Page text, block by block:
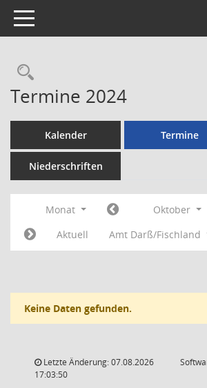
Toggle navigation
Rechercheauswahl
Termine 2024
Kalender Termine
Niederschriften
Monat Oktober
Aktuell
Amt Darß/Fischland
Keine Daten gefunden.
Letzte Änderung: 07.08.2026
17:03:50